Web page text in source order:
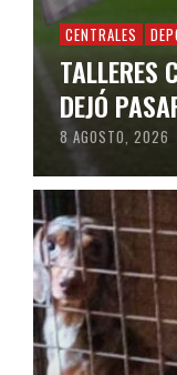
CENTRALES
TALLERES
DEJÓ
8 AGOSTO, 2026